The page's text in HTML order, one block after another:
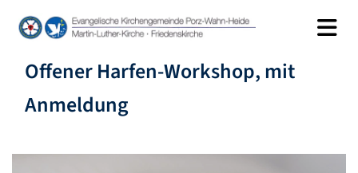
Offener Harfen-Workshop, mit
Anmeldung